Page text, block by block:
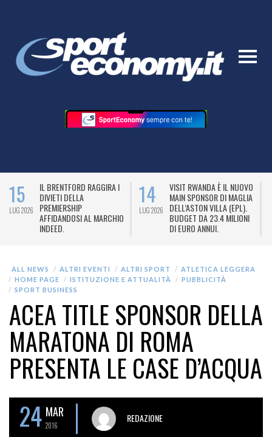
15
LUG 2026
IL BRENTFORD RAGGIRA I
DIVIETI DELLA
PREMIERSHIP
AFFIDANDOSI AL MARCHIO
INDEED.
14
LUG 2026
VISIT RWANDA È IL NUOVO
MAIN SPONSOR DI MAGLIA
DELL’ASTON VILLA (EPL).
BUDGET DA 23.4 MILIONI
DI EURO ANNUI.
ALL NEWS ALTRI EVENTI ALTRI SPORT
ATLETICA LEGGERA
HOME PAGE
ISTITUZIONE E ATTUALITÀ
PUBBLICITÀ
SPORT BUSINESS
ACEA TITLE SPONSOR DELLA
MARATONA DI ROMA
PRESENTA LE CASE D’ACQUA
24 MAR
2016
REDAZIONE